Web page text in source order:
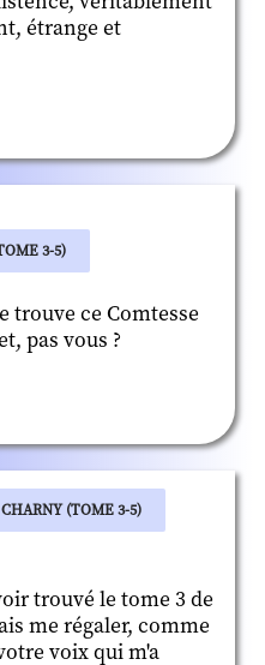
étrange et
3-5)
trouve ce Comtesse
pas vous ?
(TOME 3-5)
trouvé le tome 3 de
me régaler, comme
voix qui m'a